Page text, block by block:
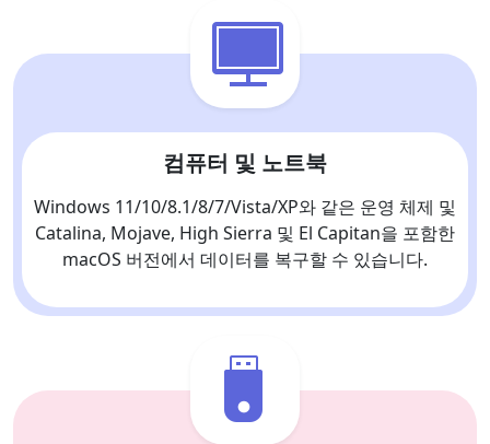
컴퓨터 및 노트북
Windows 11/10/8.1/8/7/Vista/XP와 같은 운영 체제 및
Catalina, Mojave, High Sierra 및 El Capitan을 포함한
macOS 버전에서 데이터를 복구할 수 있습니다.